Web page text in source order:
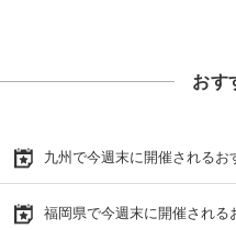
おす
九州で今週末に開催されるお
福岡県で今週末に開催される